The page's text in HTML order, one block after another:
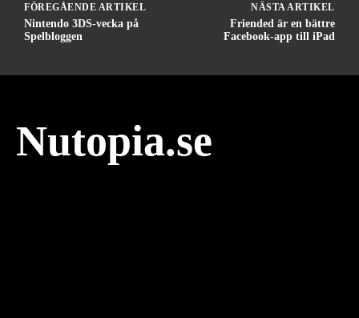
FÖREGÅENDE ARTIKEL
Nintendo 3DS-vecka på
Spelbloggen
NÄSTA ARTIKEL
Friended är en bättre
Facebook-app till iPad
Nutopia.se